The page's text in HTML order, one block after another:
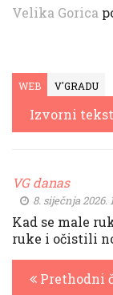
Velika Gorica
WEB V'GRADU
Izvorni tekst
VG danas
8. siječnja 2026.
Kad se male
ruke i očistili
Prethodni